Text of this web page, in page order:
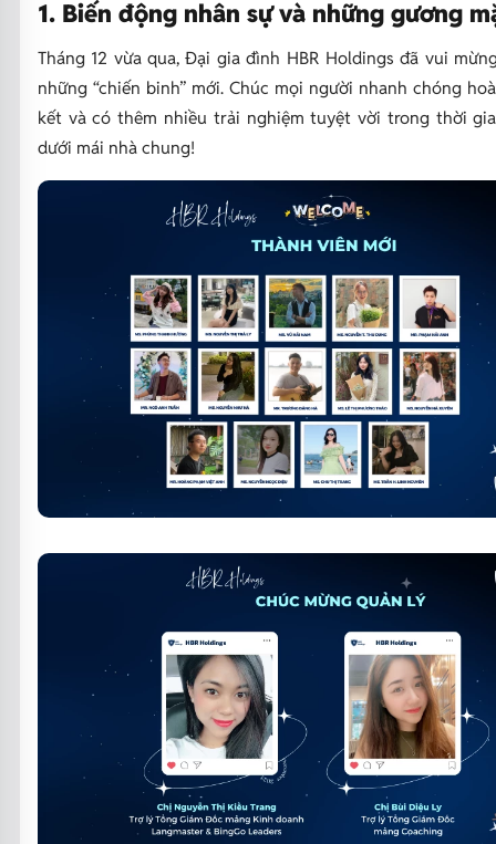
1. Biến động nhân sự và những gương
Tháng 12 vừa qua, Đại gia đình HBR Holdings đã vui
những “chiến binh” mới. Chúc mọi người nhanh chóng
kết và có thêm nhiều trải nghiệm tuyệt vời trong thời
dưới mái nhà chung!